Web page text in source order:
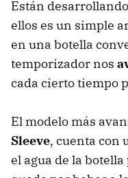
Están
ellos es un simple
en una botella
temporizador nos
cada cierto tiempo
El modelo más
Sleeve, cuenta con
el agua de la